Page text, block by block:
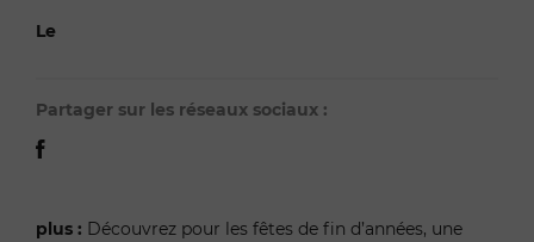
Le
Partager sur les réseaux sociaux :
plus : Découvrez pour les fêtes de fin d’années, une